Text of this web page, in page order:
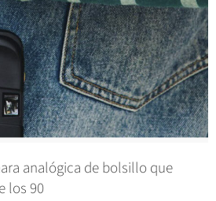
analógica de bolsillo que
los 90